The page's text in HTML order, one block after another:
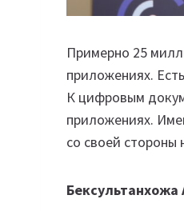
Примерно 25
приложениях.
К цифровым
приложениях.
со своей
Бексультанхожа